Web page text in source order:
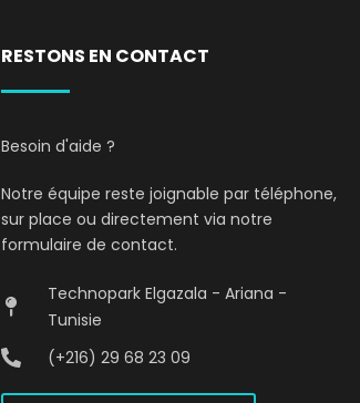
RESTONS EN CONTACT
Besoin d'aide ?
Notre équipe reste joignable par téléphone,
sur place ou directement via notre
formulaire de contact.
Technopark Elgazala - Ariana -
Tunisie
(+216) 29 68 23 09